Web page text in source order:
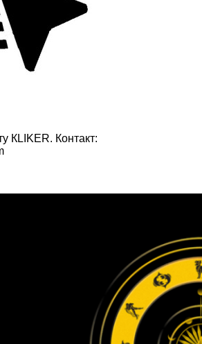
КLIKER. Контакт: